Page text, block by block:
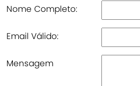
Nome Completo:
Email Válido:
Mensagem